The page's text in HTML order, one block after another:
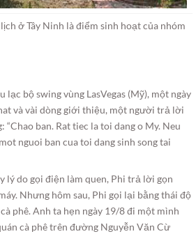
ở Tây Ninh là điểm sinh hoạt của nhóm
lạc bộ swing vùng LasVegas (Mỹ), một ngày
và vài dòng giới thiệu, một người trả lời
ban. Rat tiec la toi dang o My. Neu
nguoi ban cua toi dang sinh song tai
lý do gọi điện làm quen, Phi trả lời gọn
Nhưng hôm sau, Phi gọi lại bằng thái độ
phê. Anh ta hẹn ngày 19/8 đi một mình
cà phê trên đường Nguyễn Văn Cừ